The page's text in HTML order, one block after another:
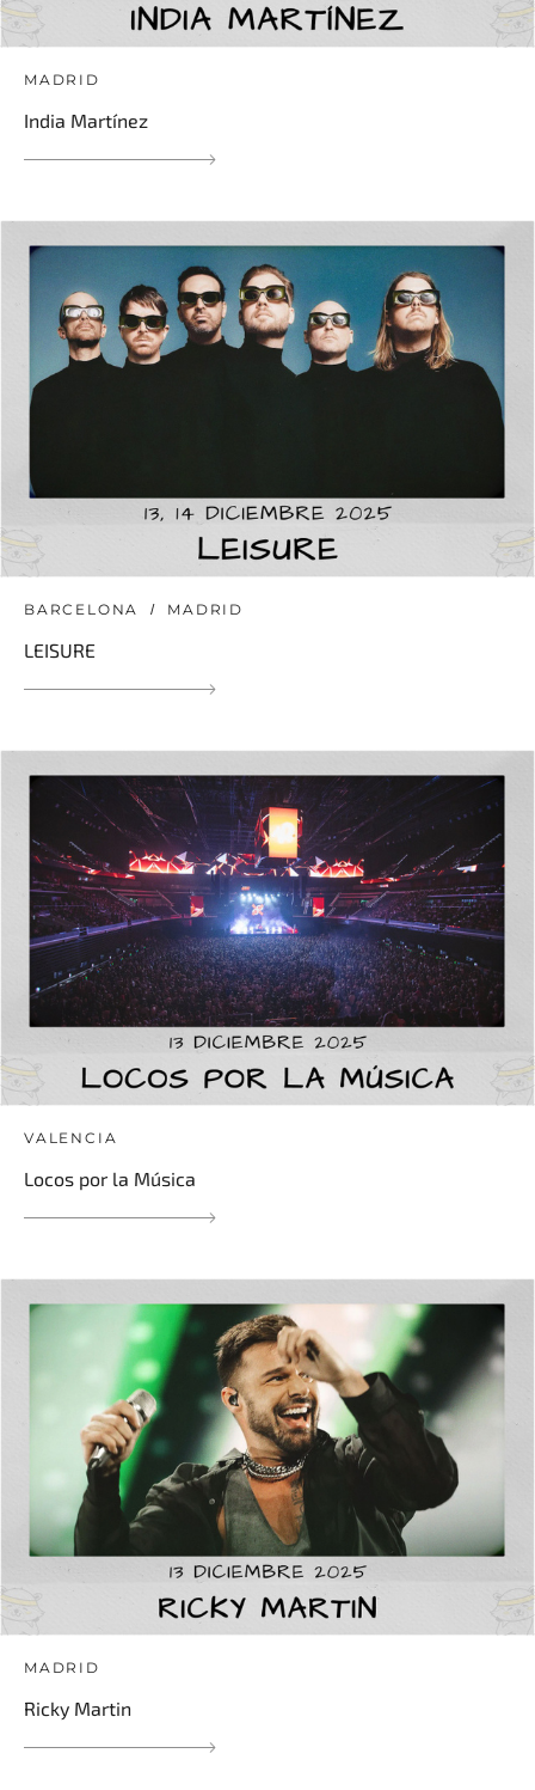
MADRID
India Martínez
BARCELONA MADRID
LEISURE
VALENCIA
Locos por la Música
MADRID
Ricky Martin